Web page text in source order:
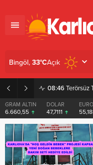
08:46 Terörsüz
GRAM ALTIN
6.660,55
DOLAR
47,7111
EURO
Bingöl, 33°CAçık